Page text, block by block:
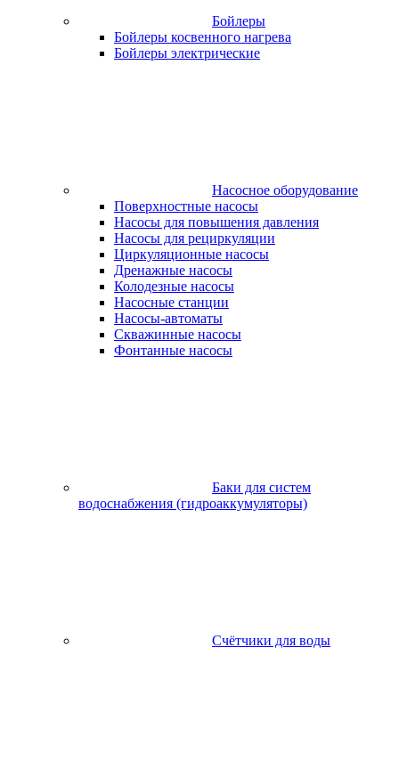
Бойлеры
Бойлеры косвенного нагрева
Бойлеры электрические
Насосное оборудование
Поверхностные насосы
Насосы для повышения давления
Насосы для рециркуляции
Циркуляционные насосы
Дренажные насосы
Колодезные насосы
Насосные станции
Насосы-автоматы
Скважинные насосы
Фонтанные насосы
Баки для систем
водоснабжения (гидроаккумуляторы)
Счётчики для воды